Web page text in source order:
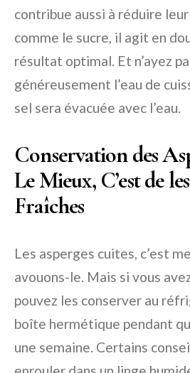
contribue aussi à réduire
comme le sucre, il agit en
résultat optimal. Et n’ayez
généreusement l’eau de
sel sera évacuée avec l’eau.
Conservation des
Le Mieux, C’est de
Fraîches
Les asperges cuites, c’est
avouons-le. Mais si vous
pouvez les conserver au
boîte hermétique pendant
une semaine. Certains